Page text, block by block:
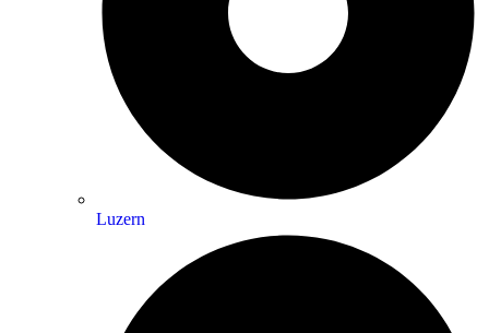
Luzern